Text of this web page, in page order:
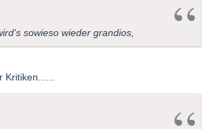
sowieso wieder grandios,
Kritiken......